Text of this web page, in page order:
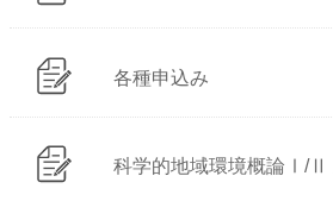
各種申込み
科学的地域環境概論Ⅰ/Ⅱ